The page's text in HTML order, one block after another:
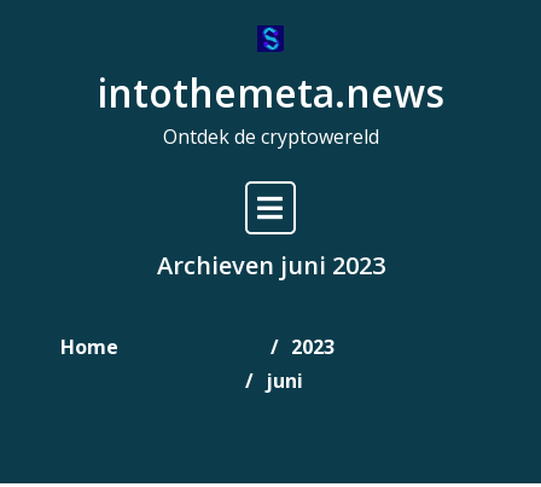
intothemeta.news
Ontdek de cryptowereld
Archieven juni 2023
Home
2023
juni